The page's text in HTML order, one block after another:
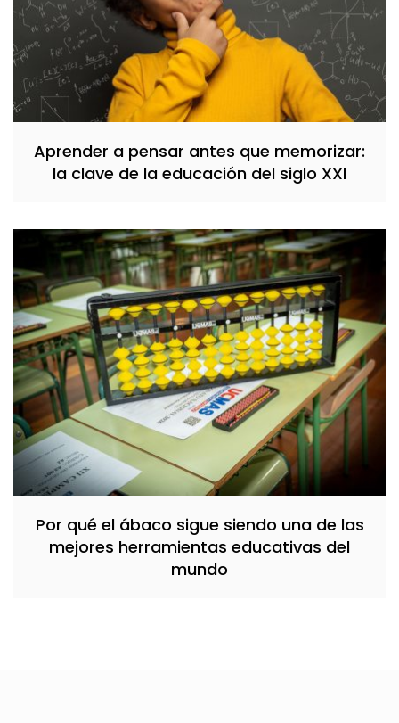
Aprender a pensar antes que memorizar:
la clave de la educación del siglo XXI
Por qué el ábaco sigue siendo una de las
mejores herramientas educativas del
mundo